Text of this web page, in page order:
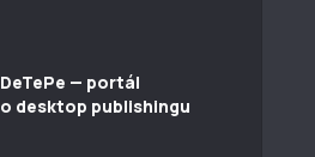
DeTePe — portál
o desktop publishingu